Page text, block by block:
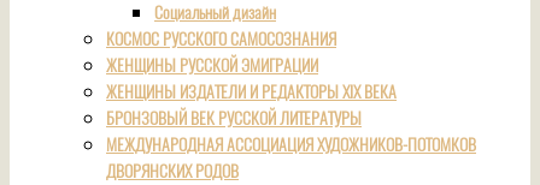
Социальный дизайн
КОСМОС РУССКОГО САМОСОЗНАНИЯ
ЖЕНЩИНЫ РУССКОЙ ЭМИГРАЦИИ
ЖЕНЩИНЫ ИЗДАТЕЛИ И РЕДАКТОРЫ XIX ВЕКА
БРОНЗОВЫЙ ВЕК РУССКОЙ ЛИТЕРАТУРЫ
МЕЖДУНАРОДНАЯ АССОЦИАЦИЯ ХУДОЖНИКОВ-ПОТОМКОВ
ДВОРЯНСКИХ РОДОВ